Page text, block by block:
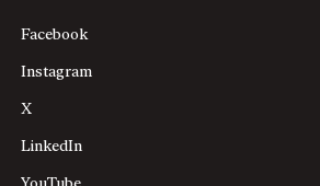
Facebook
Instagram
X
LinkedIn